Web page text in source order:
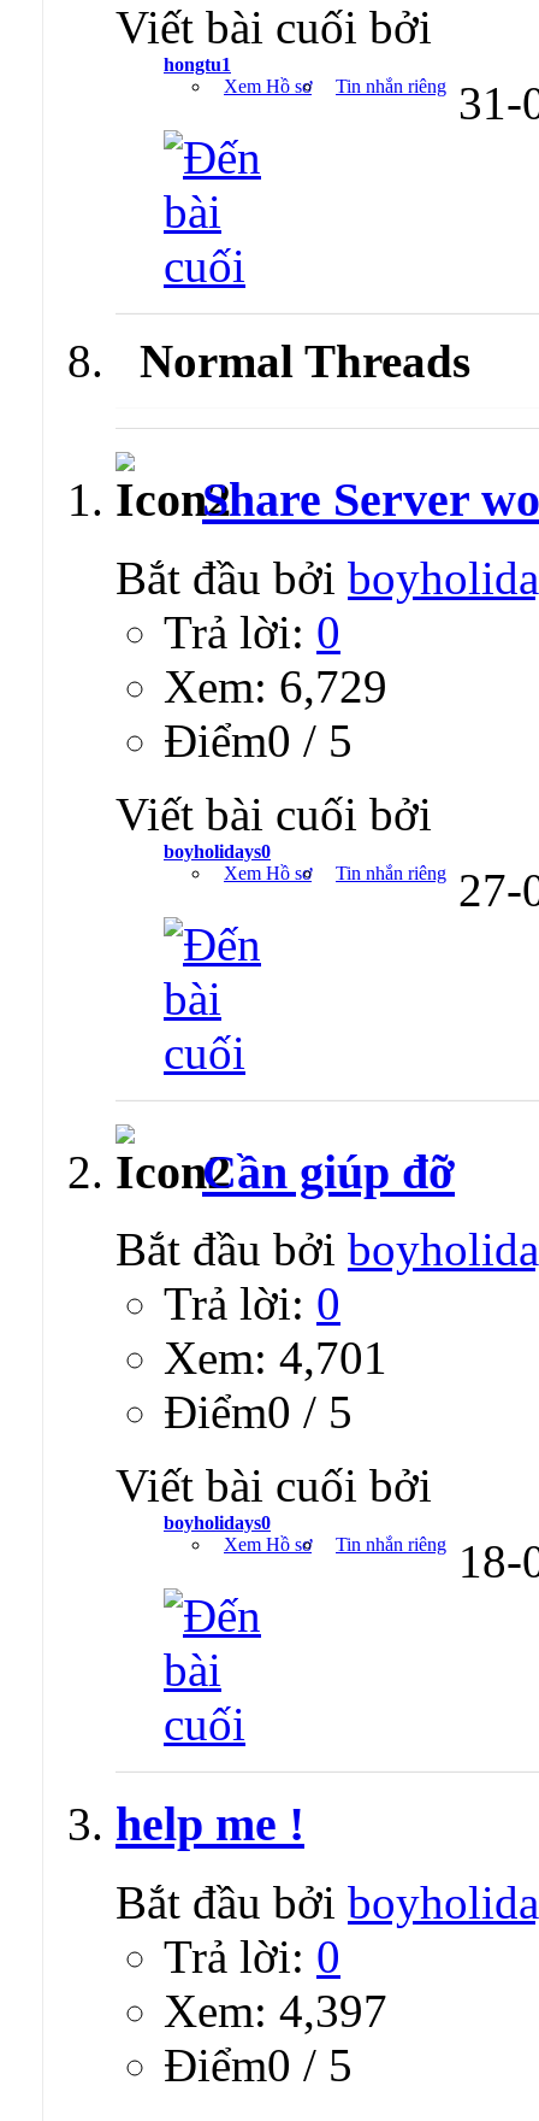
Viết bài cuối bởi
hongtu1
Xem Hồ sơ
Tin nhắn riêng 31-
Normal Threads
Share Server
Bắt đầu bởi
Trả lời: 0
Xem: 6,729
Ðiểm0 / 5
Viết bài cuối bởi
boyholidays0
Xem Hồ sơ
Tin nhắn riêng 27-
Cần giúp đỡ
Bắt đầu bởi
Trả lời: 0
Xem: 4,701
Ðiểm0 / 5
Viết bài cuối bởi
boyholidays0
Xem Hồ sơ
Tin nhắn riêng
help me !
Bắt đầu bởi
Trả lời: 0
Xem: 4,397
Ðiểm0 / 5